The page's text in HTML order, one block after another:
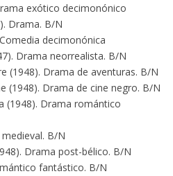
exótico decimonónico
Drama. B/N
decimonónica
Drama neorrealista. B/N
(1948). Drama de aventuras. B/N
(1948). Drama de cine negro. B/N
(1948). Drama romántico
B/N
Drama post-bélico. B/N
fantástico. B/N